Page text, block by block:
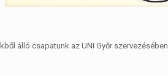
álló csapatunk az UNI Győr szervezésében